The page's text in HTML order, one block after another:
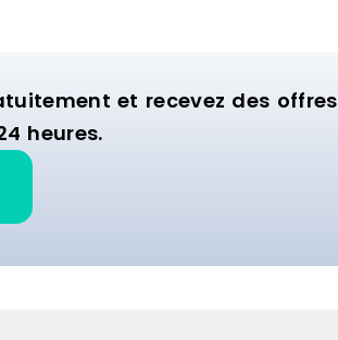
et recevez des offres
heures.